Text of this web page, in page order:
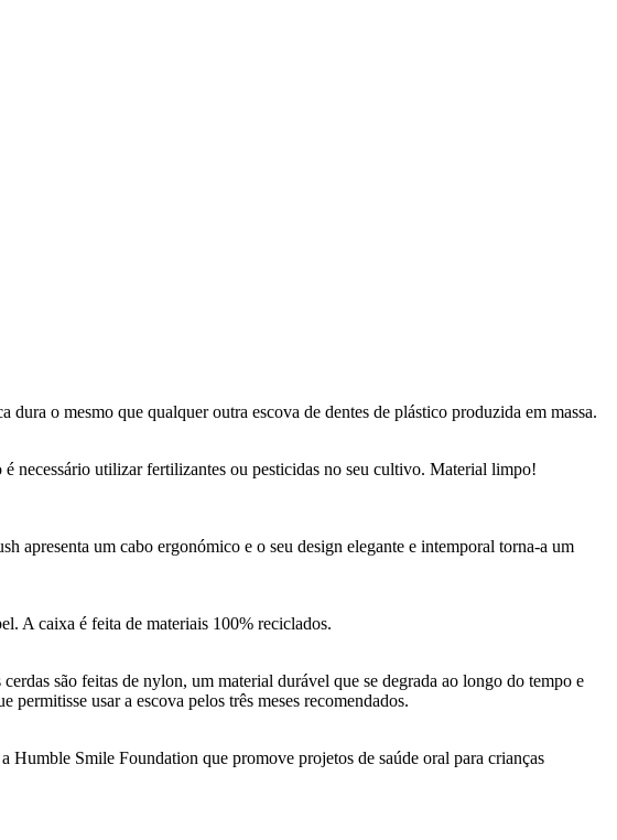
o mesmo que qualquer outra escova de dentes de plástico produzida em massa.
necessário utilizar fertilizantes ou pesticidas no seu cultivo. Material limpo!
apresenta um cabo ergonómico e o seu design elegante e intemporal torna-a um
A caixa é feita de materiais 100% reciclados.
são feitas de nylon, um material durável que se degrada ao longo do tempo e
permitisse usar a escova pelos três meses recomendados.
Humble Smile Foundation que promove projetos de saúde oral para crianças